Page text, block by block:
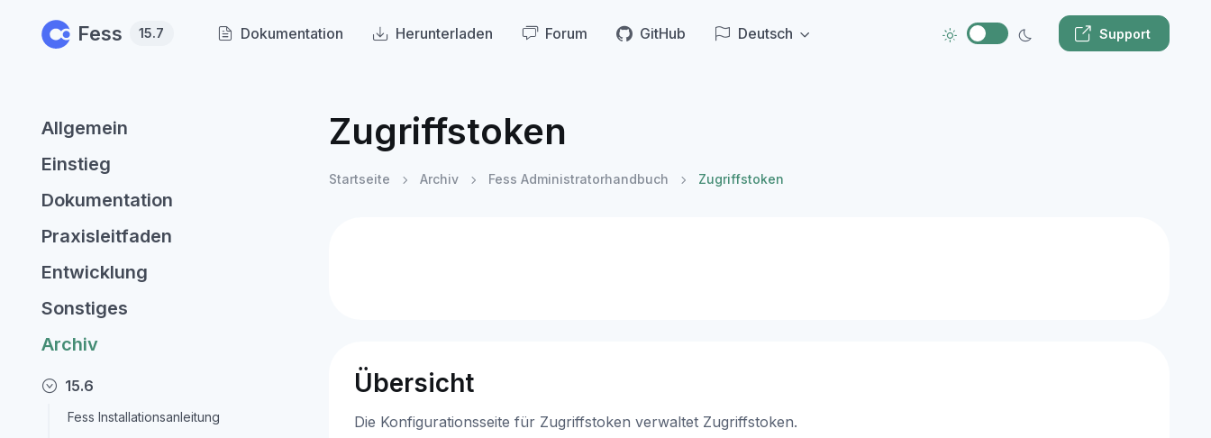
Fess 15.7 Dokumentation Herunterladen Forum GitHub Deutsch Support
Allgemein
Einstieg
Dokumentation
Praxisleitfaden
Entwicklung
Sonstiges
Archiv
15.6
Fess Installationsanleitung
Zugriffstoken
Startseite Archiv Fess Administratorhandbuch Zugriffstoken
Übersicht
Die Konfigurationsseite für Zugriffstoken verwaltet Zugriffstoken.